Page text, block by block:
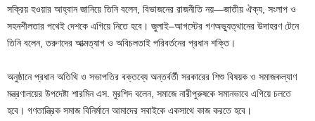
সক্রিয় হওয়ার আহ্বান জানিয়ে তিনি বলেন, বিভাজনের রাজনীতি নয়—জাতীয় ঐক্য, সংলাপ ও
সহনশীলতার পথেই দেশকে এগিয়ে নিতে হবে। জুলাই–আগস্টের গণঅভ্যুত্থানের উদাহরণ টেনে
তিনি বলেন, তরুণদের আত্মত্যাগ ও অবিচলতাই পরিবর্তনের প্রধান শক্তি।
অনুষ্ঠানে প্রধান অতিথি ও সভাপতির বক্তব্যে অন্তর্বর্তী সরকারের শিশু বিষয়ক ও সমাজকল্যাণ
মন্ত্রণালয়ের উপদেষ্টা শারমিন এস. মুরশিদ বলেন, সমাজে নারীপুরুষকে সমানভাবে এগিয়ে চলতে
হবে। গণতান্ত্রিক সমাজ বিনির্মানে আমাদের সবাইকে একসাথে কাজ করতে হবে।